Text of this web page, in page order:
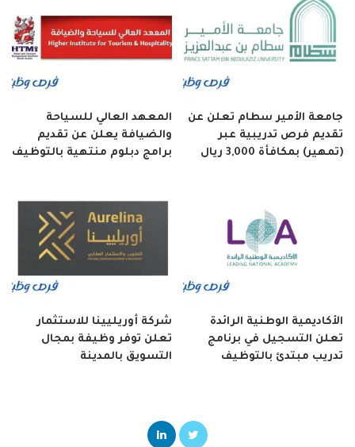
جامعة الأمير سطام تعلن عن
تقديم فرص تدريبية عبر
(تمهير) بمكافأة 3,000 ريال
المعهد العالي للسياحة
والضيافة يعلن عن تقديم
برامج دبلوم منتهية بالتوظيف
الأكاديمية الوطنية الرائدة
تعلن التسجيل في برنامج
تدريب مبتدئ بالتوظيف
شركة أوريليينا للاستثمار
تعلن توفر وظيفة بمجال
التسويق بالمدينة